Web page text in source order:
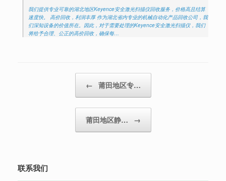
我们提供专业可靠的湖北地区Keyence安全激光扫描仪回收服务，价格高且结算
速度快。 高价回收，利润丰厚 作为湖北省内专业的机械自动化产品回收公司，我
们深知设备的价值所在。因此，对于需要处理的Keyence安全激光扫描仪，我们
将给予合理、公正的高价回收，确保每…
← 莆田地区专…
莆田地区静… →
联系我们